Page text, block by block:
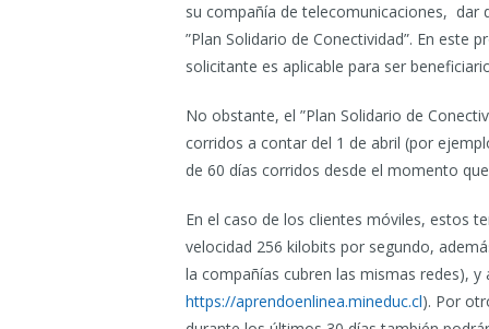
su compañía de telecomunicaciones, dar
”Plan Solidario de Conectividad”. En este
solicitante es aplicable para ser
No obstante, el ”Plan Solidario de
corridos a contar del 1 de abril (por
de 60 días corridos desde el momento
En el caso de los clientes móviles, estos
velocidad 256 kilobits por segundo,
la compañías cubren las mismas redes),
https://aprendoenlinea.mineduc.cl). Por